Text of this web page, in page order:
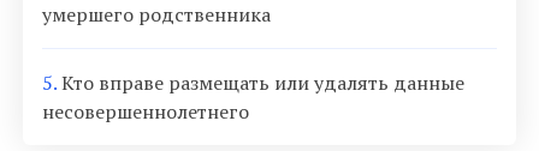
умершего родственника
5.Кто вправе размещать или удалять данные
несовершеннолетнего